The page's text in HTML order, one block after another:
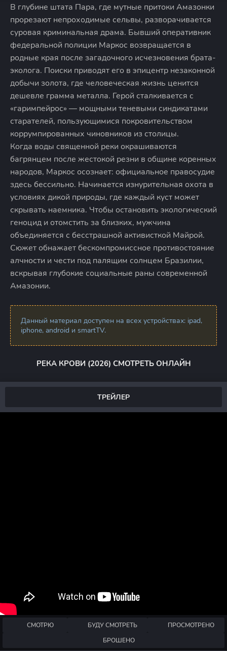
В глубине штата Пара, где мутные притоки Амазонки
прорезают непроходимые сельвы, разворачивается
суровая криминальная драма. Бывший оперативник
федеральной полиции Маркос возвращается в
родные края после загадочного исчезновения брата-
эколога. Поиски приводят его в эпицентр незаконной
добычи золота, где человеческая жизнь ценится
дешевле грамма металла. Герой сталкивается с
«гаримпейрос» — мощными теневыми синдикатами
старателей, пользующимися покровительством
коррумпированных чиновников из столицы.
Когда воды священной реки окрашиваются
багрянцем после жестокой резни в общине коренных
народов, Маркос осознает: официальное правосудие
здесь бессильно. Начинается изнурительная охота в
условиях дикой природы, где каждый куст может
скрывать наемника. Чтобы остановить экологический
геноцид и отомстить за близких, мужчина
объединяется с бесстрашной активисткой Майрой.
Сюжет обнажает бескомпромиссное противостояние
алчности и чести под палящим солнцем Бразилии,
вскрывая глубокие социальные раны современной
Амазонии.
Данный материал доступен на всех устройствах: ipad,
iphone, android и smartTV.
РЕКА КРОВИ (2026) СМОТРЕТЬ ОНЛАЙН
ТРЕЙЛЕР
СМОТРЮ БУДУ СМОТРЕТЬ
ПРОСМОТРЕНО
БРОШЕНО